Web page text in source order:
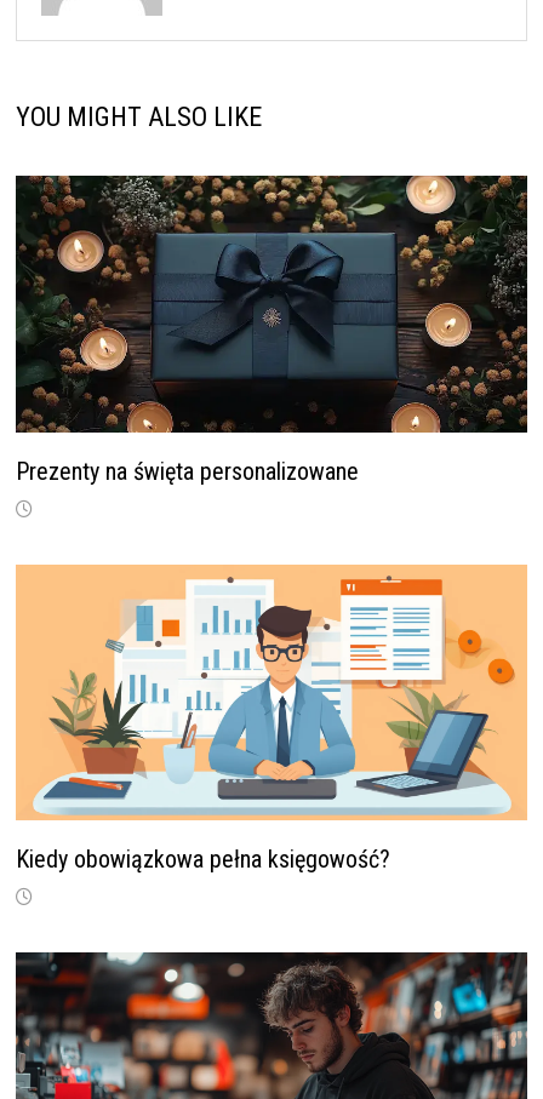
YOU MIGHT ALSO LIKE
Prezenty na święta personalizowane
Kiedy obowiązkowa pełna księgowość?